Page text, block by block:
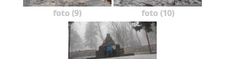
foto (9) foto (10)